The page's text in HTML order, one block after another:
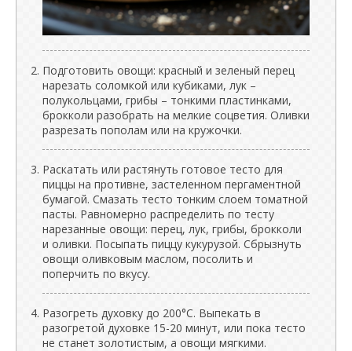
Подготовить овощи: красный и зеленый перец
нарезать соломкой или кубиками, лук –
полукольцами, грибы – тонкими пластинками,
брокколи разобрать на мелкие соцветия. Оливки
разрезать пополам или на кружочки.
Раскатать или растянуть готовое тесто для
пиццы на противне, застеленном пергаментной
бумагой. Смазать тесто тонким слоем томатной
пасты. Равномерно распределить по тесту
нарезанные овощи: перец, лук, грибы, брокколи
и оливки. Посыпать пиццу кукурузой. Сбрызнуть
овощи оливковым маслом, посолить и
поперчить по вкусу.
Разогреть духовку до 200°C. Выпекать в
разогретой духовке 15-20 минут, или пока тесто
не станет золотистым, а овощи мягкими.